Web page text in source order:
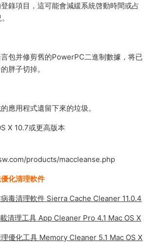
錄項目，這可能會減緩系統啓動時間或占
包并修剪舊的PowerPC二進制數據，将已
胖子切掉。
應用程式遺留下來的垃圾。
X 10.7或更高版本
products/maccleanse.php
化清理軟件
毒清理軟件 Sierra Cache Cleaner 11.0.4
清理工具 App Cleaner Pro 4.1 Mac OS X
優化工具 Memory Cleaner 5.1 Mac OS X